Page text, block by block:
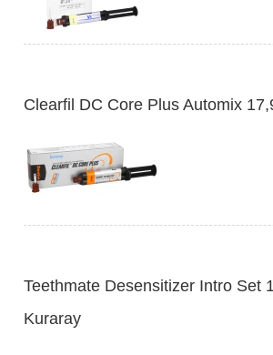
Clearfil DC Core Plus Automix
Teethmate Desensitizer Intro Set
Kuraray